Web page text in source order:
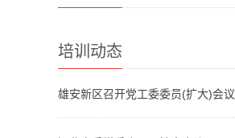
培训动态
雄安新区召开党工委委员(扩大)会议